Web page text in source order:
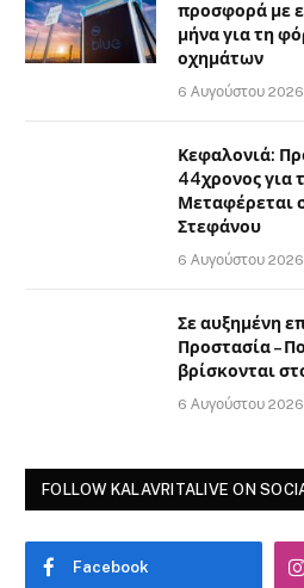
προσφορά με
μήνα για τη
οχημάτων
6 Αυγούστου 2026
Κεφαλονιά:
44χρονος για
Μεταφέρεται
Στεφάνου
6 Αυγούστου 2026
Σε αυξημένη
Προστασία –
βρίσκονται
6 Αυγούστου 2026
FOLLOW KALAVRITALIVE ON
Facebook